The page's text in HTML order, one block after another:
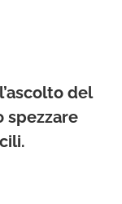
del
spezzare